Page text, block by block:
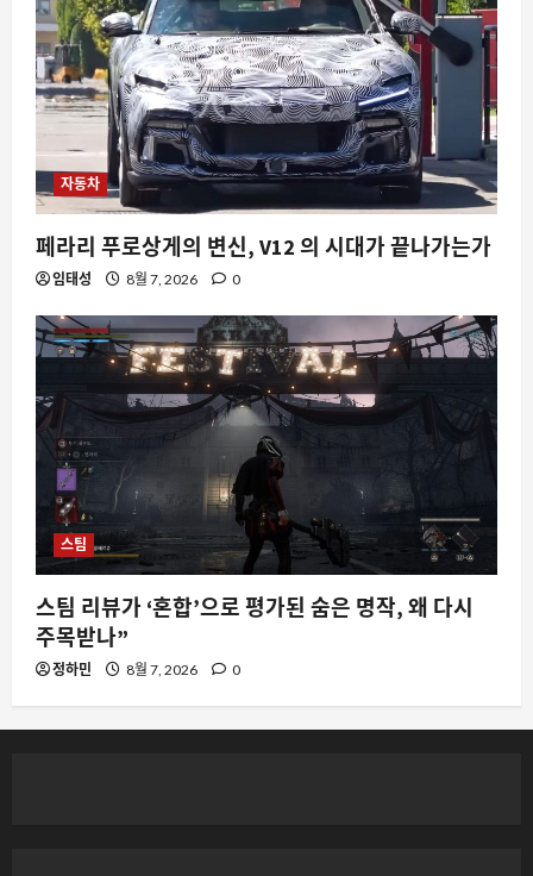
자동차
페라리 푸로상게의 변신, V12 의 시대가 끝나가는가
임태성 8월 7, 2026 0
스팀
스팀 리뷰가 ‘혼합’으로 평가된 숨은 명작, 왜 다시
주목받나”
정하민 8월 7, 2026 0